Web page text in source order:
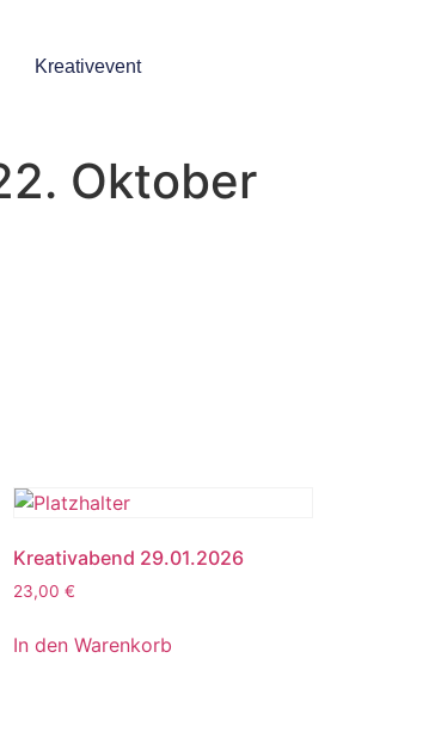
Kreativevent
Oktober
Kreativabend 29.01.2026
23,00€
In den Warenkorb